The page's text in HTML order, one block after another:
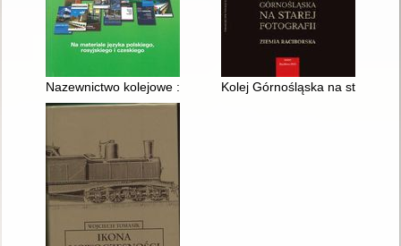
Nazewnictwo kolejowe : (na materiale języka polskiego,
Kolej Górnośląska na starej